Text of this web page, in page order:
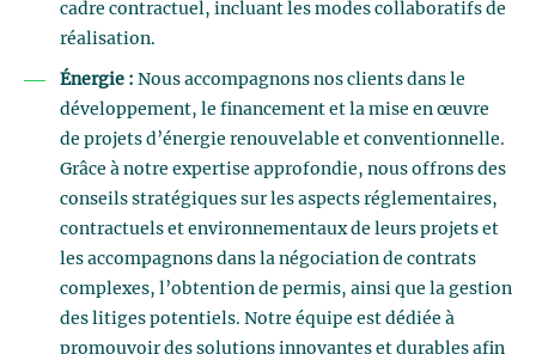
cadre contractuel, incluant les modes collaboratifs de
réalisation.
Énergie : Nous accompagnons nos clients dans le
développement, le financement et la mise en œuvre
de projets d’énergie renouvelable et conventionnelle.
Grâce à notre expertise approfondie, nous offrons des
conseils stratégiques sur les aspects réglementaires,
contractuels et environnementaux de leurs projets et
les accompagnons dans la négociation de contrats
complexes, l’obtention de permis, ainsi que la gestion
des litiges potentiels. Notre équipe est dédiée à
promouvoir des solutions innovantes et durables afin